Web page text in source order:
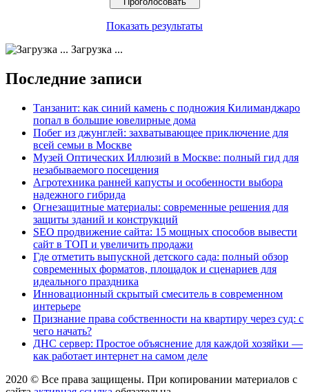
Показать результаты
Загрузка ...
Последние записи
Танзанит: как синий камень с подножия Килиманджаро
попал в большие ювелирные дома
Побег из джунглей: захватывающее приключение для
всей семьи в Москве
Музей Оптических Иллюзий в Москве: полный гид для
незабываемого посещения
Агротехника ранней капусты и особенности выбора
надежного гибрида
Огнезащитные материалы: современные решения для
защиты зданий и конструкций
SEO продвижение сайта: 15 мощных способов вывести
сайт в ТОП и увеличить продажи
Где отметить выпускной детского сада: полный обзор
современных форматов, площадок и сценариев для
идеального праздника
Инновационный скрытый смеситель в современном
интерьере
Признание права собственности на квартиру через суд: с
чего начать?
ДНС сервер: Простое объяснение для каждой хозяйки —
как работает интернет на самом деле
2020 © Все права защищены. При копировании материалов с